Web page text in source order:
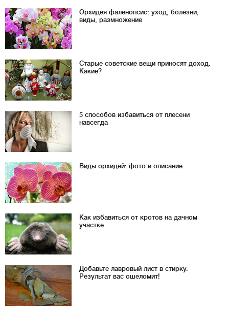
Орхидея фаленопсис: уход, болезни,
виды, размножение
Старые советские вещи приносят доход.
Какие?
5 способов избавиться от плесени
навсегда
Виды орхидей: фото и описание
Как избавиться от кротов на дачном
участке
Добавьте лавровый лист в стирку.
Результат вас ошеломит!